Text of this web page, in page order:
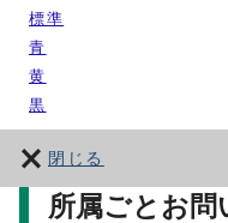
標準
青
黄
黒
閉じる
所属ごとお問